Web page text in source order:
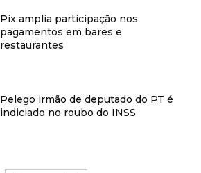
Pix amplia participação nos
pagamentos em bares e
restaurantes
Pelego irmão de deputado do PT é
indiciado no roubo do INSS